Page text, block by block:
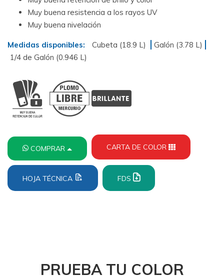
Muy buena resistencia a los rayos UV
Muy buena nivelación
Medidas disponibles: Cubeta (18.9 L)
Galón (3.78 L)
1/4 de Galón (0.946 L)
COMPRAR CARTA DE COLOR
HOJA TÉCNICA FDS
PRUEBA TU COLOR